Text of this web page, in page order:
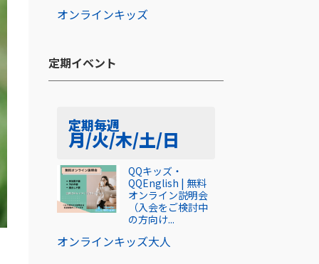
オンラインキッズ
定期イベント​
定期毎週
月/火/木/土/日
オンラインキッズ大人
QQキッズ・
QQEnglish | 無料
オンライン説明会
（入会をご検討中
の方向け...